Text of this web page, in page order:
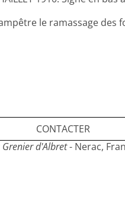
le ramassage des
CONTACTER
Grenier d'Albret- Nerac,